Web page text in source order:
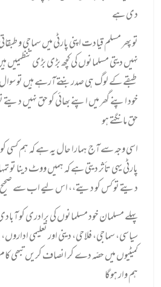
دی ہے
تو پھر مسلم قیادت اپنی پارٹی میں سماجی و
نہیں دیتی مسلمانوں کی کچھ بڑی بڑی
طبقے کے لوگ ہی صدر بنتے آرہے ہیں تو
خود اپنے گھر میں اپنے بھائی کو حق نہیں
حق مانگتے ہو
اسی وجہ سے آج ہمارا حال یہ ہے کہ ہم کسی
پارٹی یہی تأثر دیتی ہے کہ ہمیں ووٹ دینا
دیتے تو کس کو دیتے،، اس لیے اب سے صحیح
پہلے مسلمان خود مسلمانوں کی برادری کو
سیاسی، سماجی، فلاحی، دینی اور تعلیمی
کمیٹیوں میں حصّہ دے کر انصاف کریں تبھی
ہم وار ہوگا